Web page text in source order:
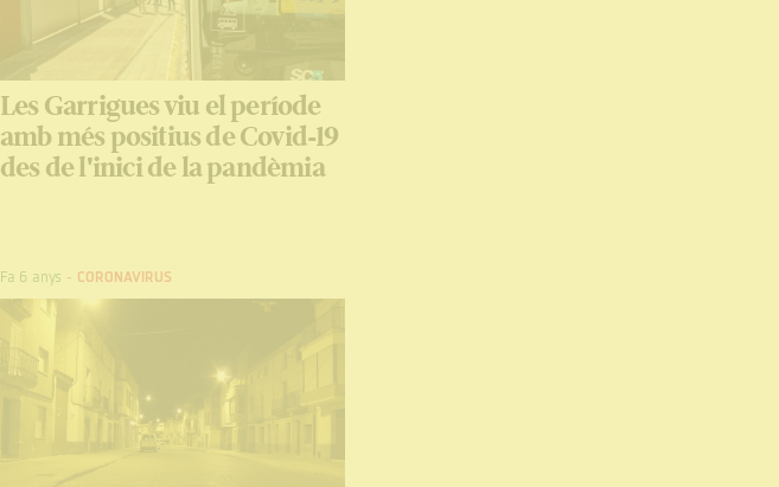
Les Garrigues viu el període
amb més positius de Covid-19
des de l'inici de la pandèmia
Fa 6 anys - CORONAVIRUS